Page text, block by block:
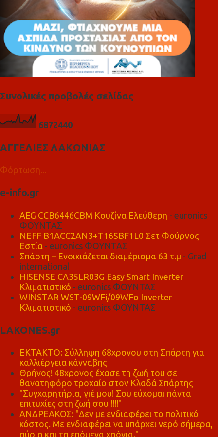
Συνολικές προβολές σελίδας
6872440
ΑΓΓΕΛΙΕΣ ΛΑΚΩΝΙΑΣ
Φόρτωση...
e-info.gr
AEG CCB6446CBM Κουζίνα Ελεύθερη - euronics
ΦΟΥΝΤΑΣ
NEFF B1ACC2AN3+T16SBF1L0 Σετ Φούρνος
Εστία - euronics ΦΟΥΝΤΑΣ
Σπάρτη – Ενοικιάζεται διαμέρισμα 63 τ.μ - Grad
international
HISENSE CA35LR03G Easy Smart Inverter
Κλιματιστικό - euronics ΦΟΥΝΤΑΣ
WINSTAR WST-09WFi/09WFo Inverter
Κλιματιστικό - euronics ΦΟΥΝΤΑΣ
LAKONES.gr
ΕΚΤΑΚΤΟ: Σύλληψη 68χρονου στη Σπάρτη για
καλλιέργεια κάνναβης
Θρήνος! 48χρονος έχασε τη ζωή του σε
θανατηφόρο τροχαίο στον Κλαδά Σπάρτης
"Συγχαρητήρια, γιέ μου! Σου εύχομαι πάντα
επιτυχίες στη ζωή σου !!!!"
ΑΝΔΡΕΑΚΟΣ: "Δεν με ενδιαφέρει το πολιτικό
κόστος. Με ενδιαφέρει να υπάρχει νερό σήμερα,
αύριο και τα επόμενα χρόνια."